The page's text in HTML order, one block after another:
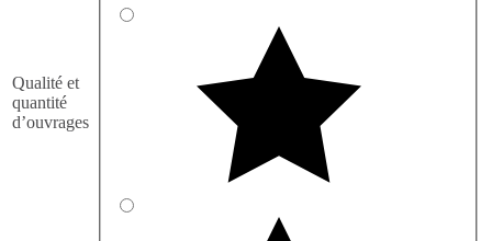
Qualité et
quantité
d’ouvrages